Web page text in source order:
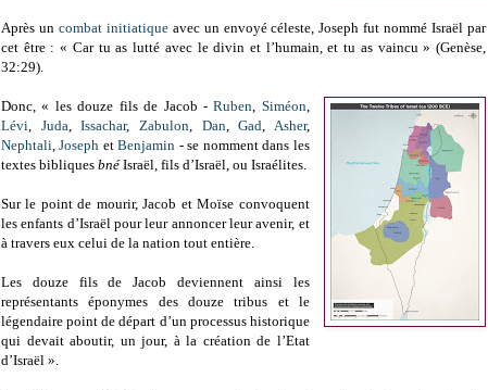
Après un combat initiatiqueavec un envoyé céleste, Joseph fut nommé Israël par
cet être : « Car tu as lutté avec le divin et l’humain, et tu as vaincu » (Genèse,
32:29).
Donc, « les douze fils de Jacob -Ruben, Siméon,
Lévi, Juda,Issachar, Zabulon, Dan,Gad, Asher,
Nephtali,Joseph etBenjamin - se nomment dans les
textes bibliques bné Israël, fils d’Israël, ou Israélites.
Sur le point de mourir, Jacob et Moïse convoquent
les enfants d’Israël pour leur annoncer leur avenir, et
à travers eux celui de la nation tout entière.
Les douze fils de Jacob deviennent ainsi les
représentants éponymes des douze tribus et le
légendaire point de départ d’un processus historique
qui devait aboutir, un jour, à la création de l’Etat
d’Israël ».